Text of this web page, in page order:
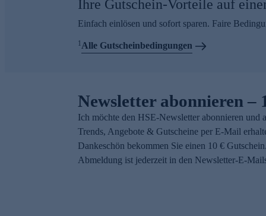
Ihre Gutschein-Vorteile auf
Einfach einlösen und sofort sparen. Faire
1Alle Gutscheinbedingungen
Newsletter abonnieren –
Ich möchte den HSE-Newsletter abonnieren und
Trends, Angebote & Gutscheine per E-Mail
Dankeschön bekommen Sie einen 10 €
Abmeldung ist jederzeit in den Newsletter-E-